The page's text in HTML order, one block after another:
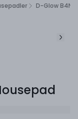
D-Glow B4N